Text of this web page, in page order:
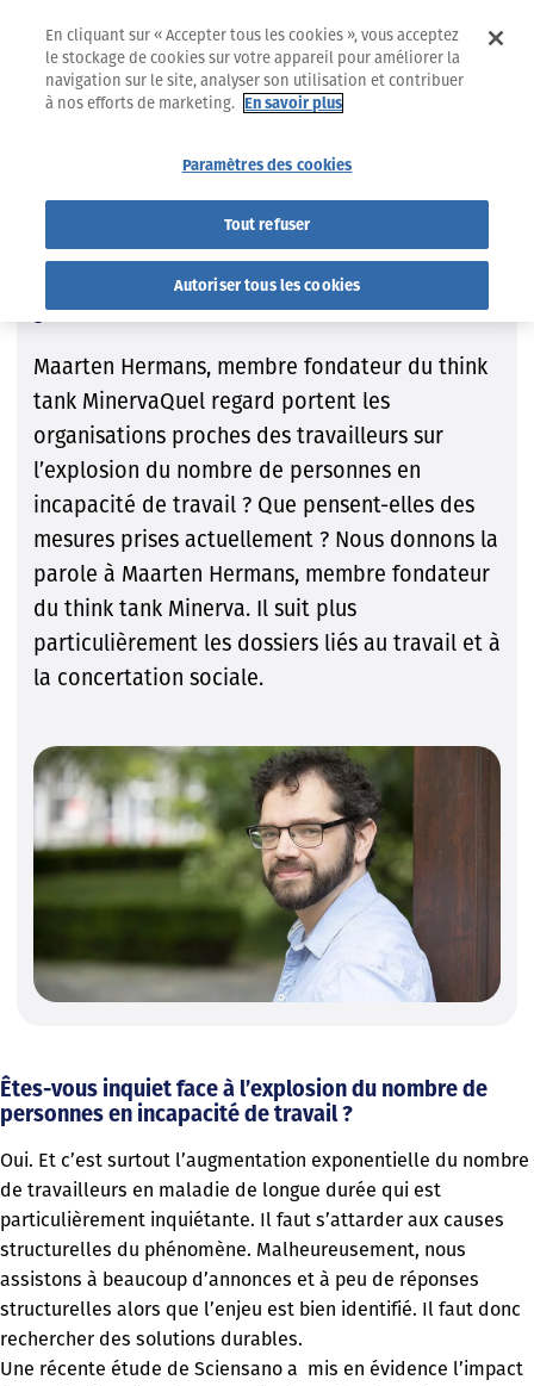
21.10.2022
Incapacité de travail
Pour un renforcement de la
prévention
Maarten Hermans, membre fondateur du think
tank MinervaQuel regard portent les
organisations proches des travailleurs sur
l’explosion du nombre de personnes en
incapacité de travail ? Que pensent-elles des
mesures prises actuellement ? Nous donnons la
parole à Maarten Hermans, membre fondateur
du think tank Minerva. Il suit plus
particulièrement les dossiers liés au travail et à
la concertation sociale.
Êtes-vous inquiet face à l’explosion du nombre de
personnes en incapacité de travail ?
Oui. Et c’est surtout l’augmentation exponentielle du nombre
de travailleurs en maladie de longue durée qui est
particulièrement inquiétante. Il faut s’attarder aux causes
structurelles du phénomène. Malheureusement, nous
assistons à beaucoup d’annonces et à peu de réponses
structurelles alors que l’enjeu est bien identifié. Il faut donc
rechercher des solutions durables.
Une récente étude de Sciensano a mis en évidence l’impact
En cliquant sur « Accepter tous les cookies », vous acceptez
le stockage de cookies sur votre appareil pour améliorer la
navigation sur le site, analyser son utilisation et contribuer
à nos efforts de marketing. En savoir plus
Paramètres des cookies
Tout refuser
Autoriser tous les cookies